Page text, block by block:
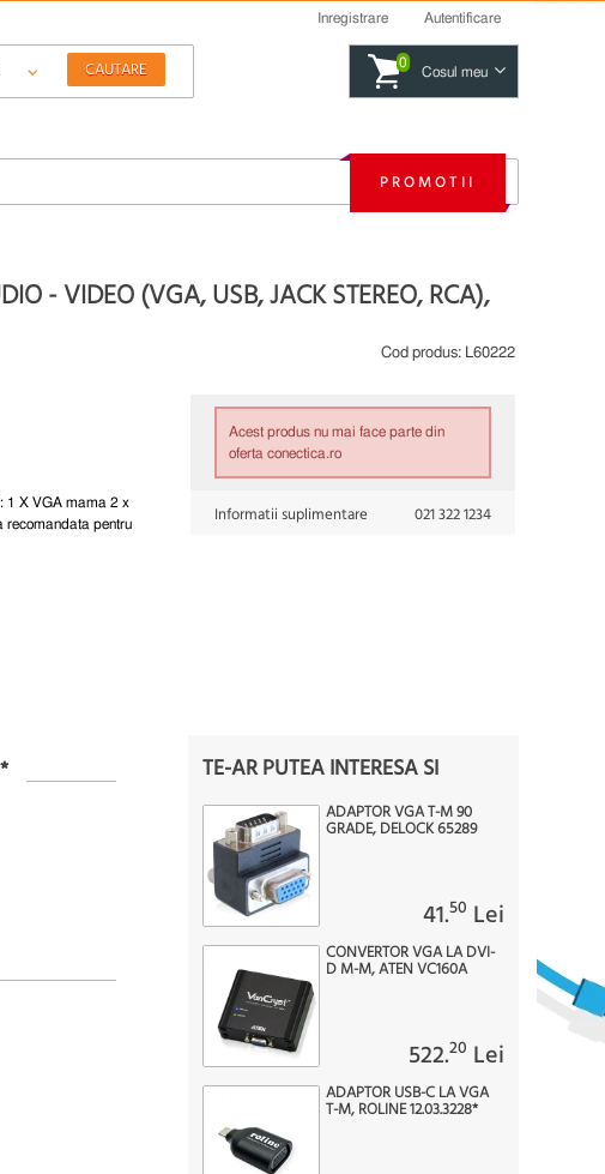
Inregistrare Autentificare
0
Cosul meu
PROMOTII
- VIDEO (VGA, USB, JACK STEREO, RCA),
Cod produs: L60222
1 X VGA mama 2 x
pentru
Acest produs nu mai face parte din
oferta conectica.ro
Informatii suplimentare 021 322 1234
TE-AR PUTEA INTERESA SI
ADAPTOR VGA T-M 90
GRADE, DELOCK 65289
41.50 Lei
CONVERTOR VGA LA DVI-
D M-M, ATEN VC160A
522.20 Lei
ADAPTOR USB-C LA VGA
T-M, ROLINE 12.03.3228*